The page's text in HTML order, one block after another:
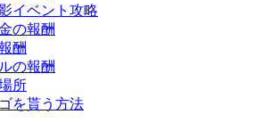
イベント攻略
の報酬
酬
の報酬
所
を貰う方法